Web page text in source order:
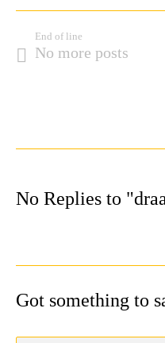
End of line
No more posts
No Replies to
Got something to